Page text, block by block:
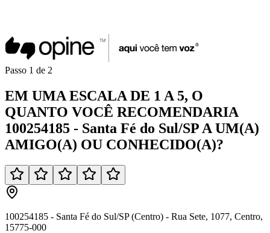
Passo 1 de 2
EM UMA ESCALA DE 1 A 5, O
QUANTO VOCÊ RECOMENDARIA
100254185 - Santa Fé do Sul/SP A UM(A)
AMIGO(A) OU CONHECIDO(A)?
100254185 - Santa Fé do Sul/SP (Centro) - Rua Sete, 1077, Centro,
15775-000